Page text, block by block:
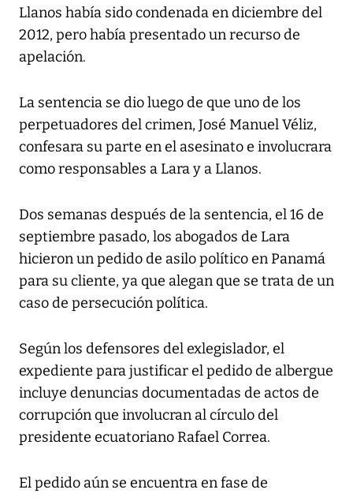
Llanos había sido condenada en diciembre del
2012, pero había presentado un recurso de
apelación.
La sentencia se dio luego de que uno de los
perpetuadores del crimen, José Manuel Véliz,
confesara su parte en el asesinato e involucrara
como responsables a Lara y a Llanos.
Dos semanas después de la sentencia, el 16 de
septiembre pasado, los abogados de Lara
hicieron un pedido de asilo político en Panamá
para su cliente, ya que alegan que se trata de un
caso de persecución política.
Según los defensores del exlegislador, el
expediente para justificar el pedido de albergue
incluye denuncias documentadas de actos de
corrupción que involucran al círculo del
presidente ecuatoriano Rafael Correa.
El pedido aún se encuentra en fase de